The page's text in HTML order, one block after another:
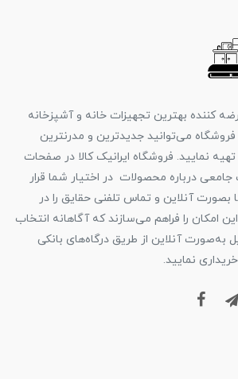
کننده بهترین تجهیزات خانه و آشپزخانه
می‌توانید جدیدترین و مدرنترین
نمایید. فروشگاه ایرانیک کالا در صفحات
درباره محصولات در اختیار شما قرار
آنلاین و تماس تلفنی حقایق را در
امکان را فراهم می‌سازند که آگاهانه انتخاب
به‌صورت آنلاین از طریق درگاه‌های بانکی
نمایید.